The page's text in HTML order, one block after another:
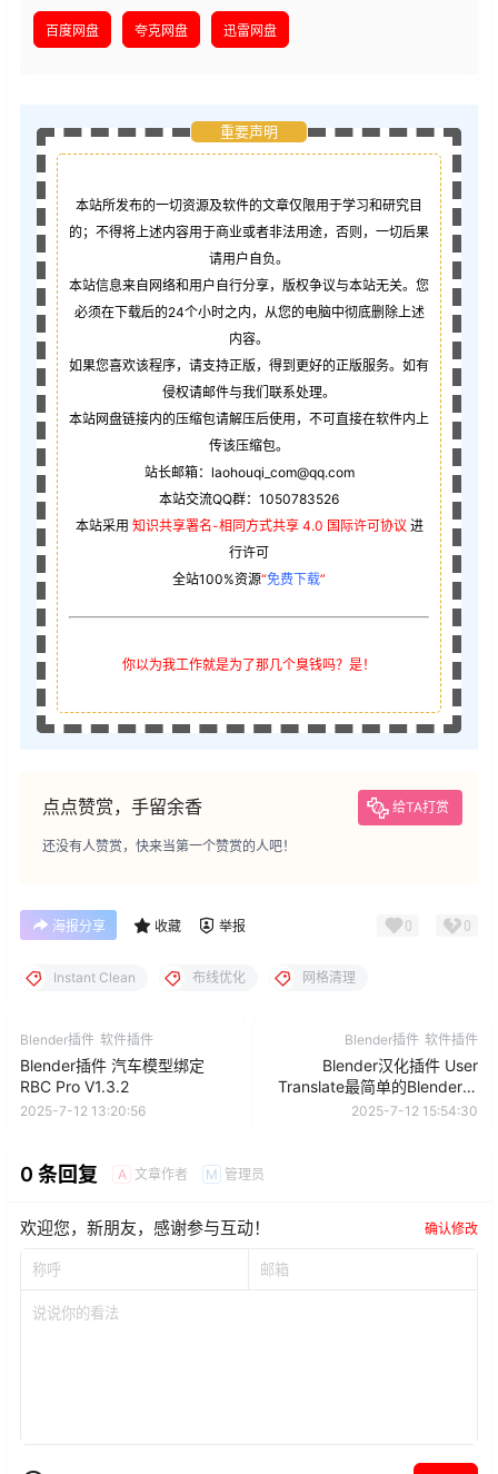
百度网盘 夸克网盘 迅雷网盘
重要声明
本站所发布的一切资源及软件的文章仅限用于学习和研究目
的；不得将上述内容用于商业或者非法用途，否则，一切后果
请用户自负。
本站信息来自网络和用户自行分享，版权争议与本站无关。您
必须在下载后的24个小时之内，从您的电脑中彻底删除上述
内容。
如果您喜欢该程序，请支持正版，得到更好的正版服务。如有
侵权请邮件与我们联系处理。
本站网盘链接内的压缩包请解压后使用，不可直接在软件内上
传该压缩包。
站长邮箱：laohouqi_com@qq.com
本站交流QQ群：1050783526
本站采用 知识共享署名-相同方式共享 4.0 国际许可协议 进
行许可
全站100%资源“免费下载”
你以为我工作就是为了那几个臭钱吗？是！
点点赞赏，手留余香 给TA打赏
还没有人赞赏，快来当第一个赞赏的人吧！
海报分享 收藏 举报 0 0
Instant Clean 布线优化 网格清理
Blender插件 软件插件
Blender插件 汽车模型绑定
RBC Pro V1.3.2
2025-7-12 13:20:56
Blender插件 软件插件
Blender汉化插件 User
Translate最简单的Blender插
件汉化工具
2025-7-12 15:54:30
0 条回复 A 文章作者 M 管理员
欢迎您，新朋友，感谢参与互动！ 确认修改